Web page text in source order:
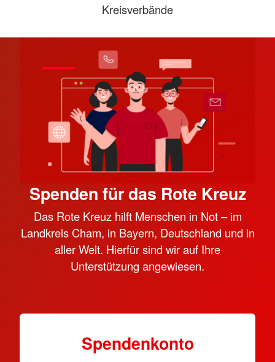
Kreisverbände
Spenden für das Rote Kreuz
Das Rote Kreuz hilft Menschen in Not – im
Landkreis Cham, in Bayern, Deutschland und in
aller Welt. Hierfür sind wir auf Ihre
Unterstützung angewiesen.
Spendenkonto